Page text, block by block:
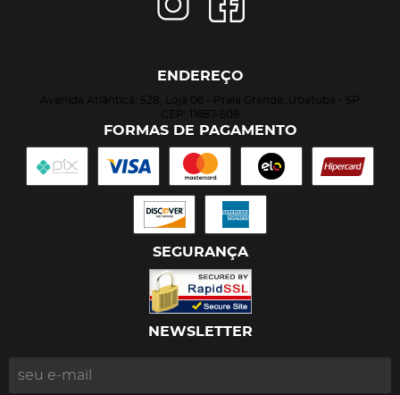
ENDEREÇO
Avenida Atlântica, 528, Loja 06 - Praia Grande, Ubatuba - SP
CEP: 11687-508
FORMAS DE PAGAMENTO
SEGURANÇA
NEWSLETTER